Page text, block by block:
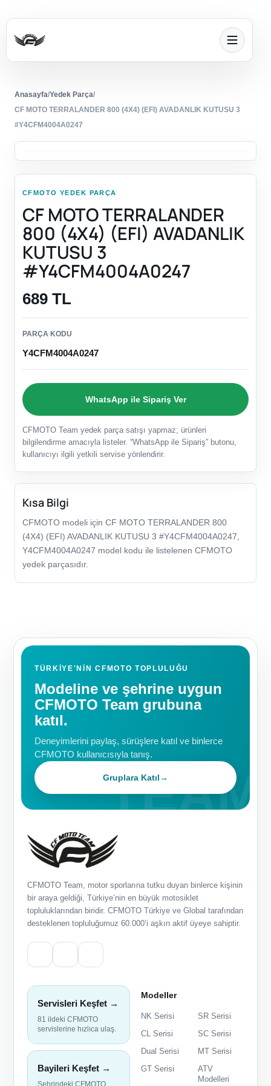
Anasayfa/Yedek Parça/
CF MOTO TERRALANDER 800 (4X4) (EFI) AVADANLIK KUTUSU 3
#Y4CFM4004A0247
CFMOTO YEDEK PARÇA
CF MOTO TERRALANDER
800 (4X4) (EFI) AVADANLIK
KUTUSU 3
#Y4CFM4004A0247
689 TL
PARÇA KODU
Y4CFM4004A0247
WhatsApp ile Sipariş Ver
CFMOTO Team yedek parça satışı yapmaz; ürünleri
bilgilendirme amacıyla listeler. “WhatsApp ile Sipariş” butonu,
kullanıcıyı ilgili yetkili servise yönlendirir.
Kısa Bilgi
CFMOTO modeli için CF MOTO TERRALANDER 800
(4X4) (EFI) AVADANLIK KUTUSU 3 #Y4CFM4004A0247,
Y4CFM4004A0247 model kodu ile listelenen CFMOTO
yedek parçasıdır.
TÜRKIYE'NIN CFMOTO TOPLULUĞU
Modeline ve şehrine uygun
CFMOTO Team grubuna
katıl.
Deneyimlerini paylaş, sürüşlere katıl ve binlerce
CFMOTO kullanıcısıyla tanış.
Gruplara Katıl→
CFMOTO Team, motor sporlarına tutku duyan binlerce kişinin
bir araya geldiği, Türkiye’nin en büyük motosiklet
topluluklarından biridir. CFMOTO Türkiye ve Global tarafından
desteklenen topluluğumuz 60.000’i aşkın aktif üyeye sahiptir.
Servisleri Keşfet →
81 ildeki CFMOTO
servislerine hızlıca ulaş.
Bayileri Keşfet →
Modeller
NK Serisi
SR Serisi
CL Serisi
SC Serisi
Dual Serisi
MT Serisi
GT Serisi
ATV
Modelleri